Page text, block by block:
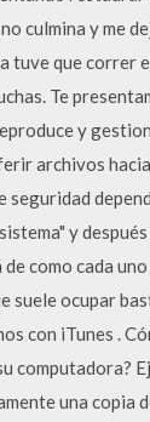
culmina y me
que correr
Te
y
archivos
seguridad
y
como cada
suele ocupar
con iTunes .
computadora?
una copia